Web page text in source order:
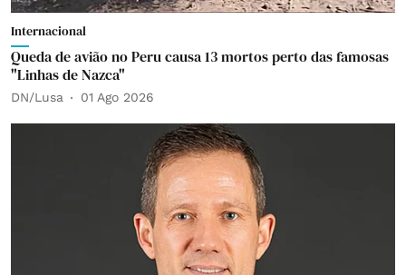
Internacional
Queda de avião no Peru causa 13 mortos perto das famosas
"Linhas de Nazca"
DN/Lusa 01 Ago 2026